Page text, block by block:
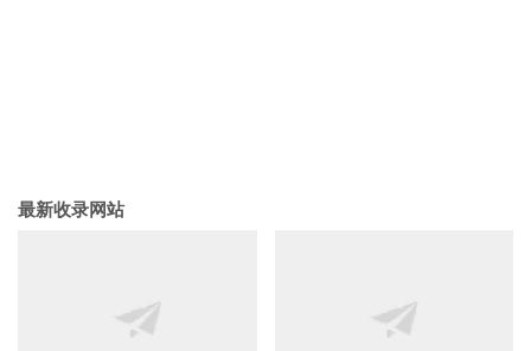
最新收录网站